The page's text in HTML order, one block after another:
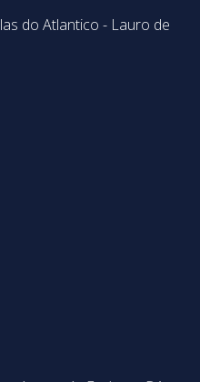
do Atlantico - Lauro de